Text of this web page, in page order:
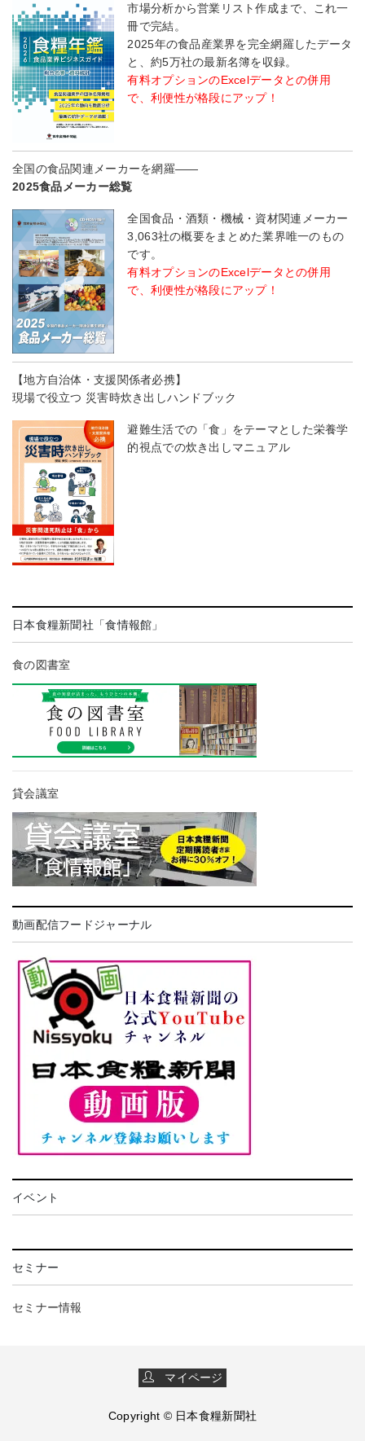
市場分析から営業リスト作成まで、これ一
冊で完結。
2025年の食品産業界を完全網羅したデータ
と、約5万社の最新名簿を収録。
有料オプションのExcelデータとの併用
で、利便性が格段にアップ！
全国の食品関連メーカーを網羅――
2025食品メーカー総覧
全国食品・酒類・機械・資材関連メーカー
3,063社の概要をまとめた業界唯一のもの
です。
有料オプションのExcelデータとの併用
で、利便性が格段にアップ！
【地方自治体・支援関係者必携】
現場で役立つ 災害時炊き出しハンドブック
避難生活での「食」をテーマとした栄養学
的視点での炊き出しマニュアル
日本食糧新聞社「食情報館」
食の図書室
貸会議室
動画配信フードジャーナル
イベント
セミナー
セミナー情報
マイページ
Copyright © 日本食糧新聞社